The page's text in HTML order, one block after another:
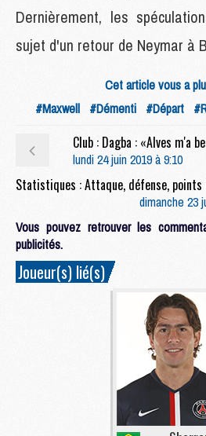
Dernièrement, les
sujet d'un retour de Neymar à
Cet article vous a
#Maxwell #Démenti #Départ
Club : Dagba : «Alves m'a
lundi 24 juin 2019 à 9:10
dimanche 23
Vous pouvez retrouver les
publicités.
Joueur(s) lié(s)